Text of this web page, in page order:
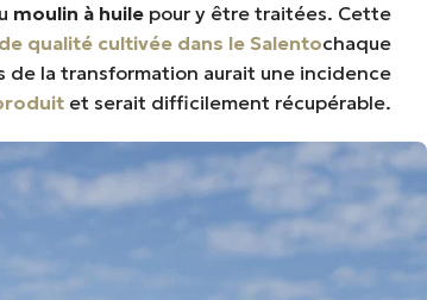
moulin à huile pour y être traitées. Cette
qualité cultivée dans le Salentochaque
la transformation aurait une incidence
et serait difficilement récupérable.